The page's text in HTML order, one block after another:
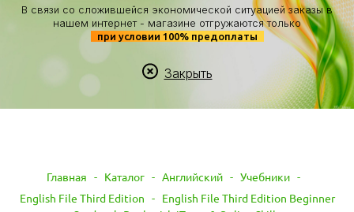
В связи со сложившейся экономической ситуацией заказы в
нашем интернет - магазине отгружаются только
при условии 100% предоплаты
Закрыть
Главная - Каталог - Английский - Учебники -
English File Third Edition - English File Third Edition Beginner